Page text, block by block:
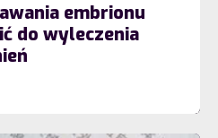
embrionu
do wyleczenia